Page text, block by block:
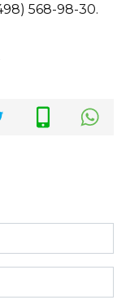
568-98-30.